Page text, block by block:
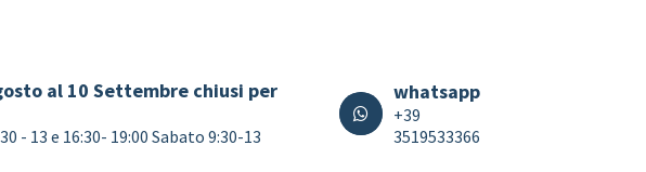
al 10 Settembre chiusi per
- 13 e 16:30- 19:00 Sabato 9:30-13
whatsapp
+39
3519533366